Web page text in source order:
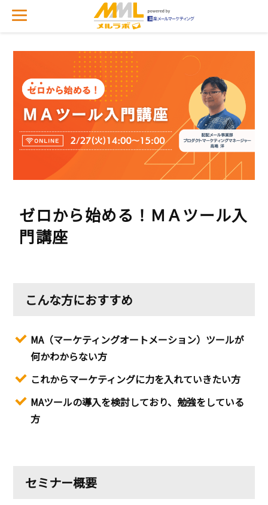
ゼロから始める！ＭＡツール入
門講座
こんな方におすすめ
MA（マーケティングオートメーション）ツールが
何かわからない方
これからマーケティングに力を入れていきたい方
MAツールの導入を検討しており、勉強をしている
方
セミナー概要